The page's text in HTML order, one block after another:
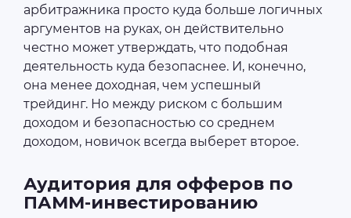
арбитражника просто куда больше логичных
аргументов на руках, он действительно
честно может утверждать, что подобная
деятельность куда безопаснее. И, конечно,
она менее доходная, чем успешный
трейдинг. Но между риском с большим
доходом и безопасностью со среднем
доходом, новичок всегда выберет второе.
Аудитория для офферов по
ПАММ-инвестированию